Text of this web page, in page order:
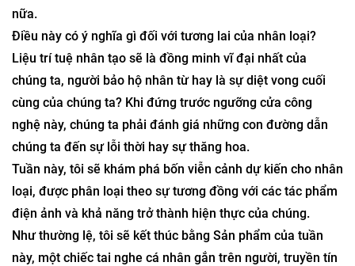
nữa.
Điều này có ý nghĩa gì đối với tương lai của nhân loại?
Liệu trí tuệ nhân tạo sẽ là đồng minh vĩ đại nhất của
chúng ta, người bảo hộ nhân từ hay là sự diệt vong cuối
cùng của chúng ta? Khi đứng trước ngưỡng cửa công
nghệ này, chúng ta phải đánh giá những con đường dẫn
chúng ta đến sự lỗi thời hay sự thăng hoa.
Tuần này, tôi sẽ khám phá bốn viễn cảnh dự kiến ​​cho nhân
loại, được phân loại theo sự tương đồng với các tác phẩm
điện ảnh và khả năng trở thành hiện thực của chúng.
Như thường lệ, tôi sẽ kết thúc bằng Sản phẩm của tuần
này, một chiếc tai nghe cá nhân gắn trên người, truyền tín